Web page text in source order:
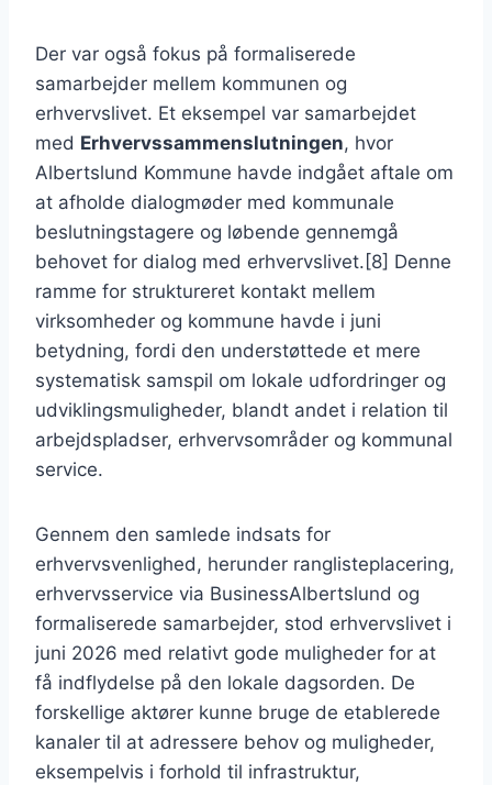
Der var også fokus på formaliserede
samarbejder mellem kommunen og
erhvervslivet. Et eksempel var samarbejdet
med Erhvervssammenslutningen, hvor
Albertslund Kommune havde indgået aftale om
at afholde dialogmøder med kommunale
beslutningstagere og løbende gennemgå
behovet for dialog med erhvervslivet.[8] Denne
ramme for struktureret kontakt mellem
virksomheder og kommune havde i juni
betydning, fordi den understøttede et mere
systematisk samspil om lokale udfordringer og
udviklingsmuligheder, blandt andet i relation til
arbejdspladser, erhvervsområder og kommunal
service.
Gennem den samlede indsats for
erhvervsvenlighed, herunder ranglisteplacering,
erhvervsservice via BusinessAlbertslund og
formaliserede samarbejder, stod erhvervslivet i
juni 2026 med relativt gode muligheder for at
få indflydelse på den lokale dagsorden. De
forskellige aktører kunne bruge de etablerede
kanaler til at adressere behov og muligheder,
eksempelvis i forhold til infrastruktur,